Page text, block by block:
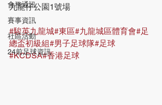
會務通訊
賽事資訊
社區活動
24前足球資訊
九龍仔公園1號場
#駿英九龍城#東區#九龍城區體育會#足
總盃初級組#男子足球隊#足球
#KCDSA#香港足球